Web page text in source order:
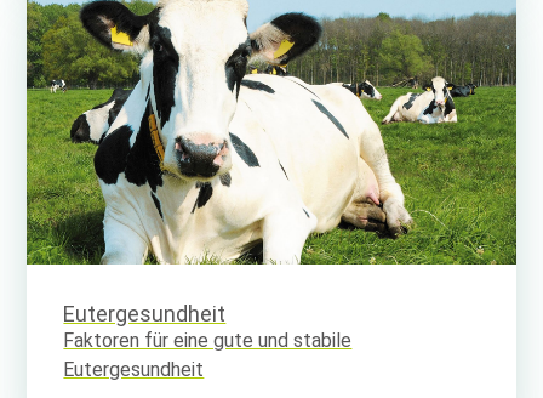
Eutergesundheit
Faktoren für eine gute und stabile
Eutergesundheit